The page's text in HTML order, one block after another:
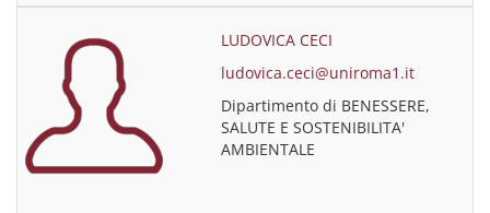
LUDOVICA CECI
ludovica.ceci@uniroma1.it
Dipartimento di BENESSERE,
SALUTE E SOSTENIBILITA'
AMBIENTALE